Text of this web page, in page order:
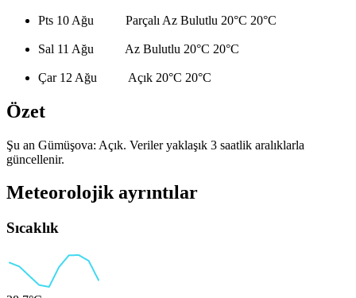
Pts 10 Ağu Parçalı Az Bulutlu 20°C 20°C
Sal 11 Ağu Az Bulutlu 20°C 20°C
Çar 12 Ağu Açık 20°C 20°C
Özet
Şu an Gümüşova: Açık. Veriler yaklaşık 3 saatlik aralıklarla
güncellenir.
Meteorolojik ayrıntılar
Sıcaklık